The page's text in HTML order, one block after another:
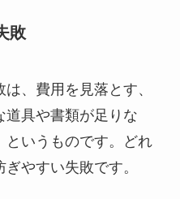
敗
、費用を見落とす、
道具や書類が足りな
というものです。どれ
やすい失敗です。